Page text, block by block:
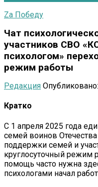
Zа Победу
Чат
участников СВО
психологом»
режим работы
Редакция Опубликовано:
Кратко
С 1 апреля 2025 года
семей воинов
поддержки семей и
круглосуточный режим
помощь часто нужна
психологами начал